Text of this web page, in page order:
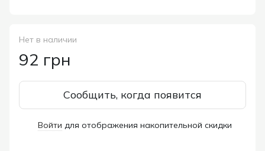
Нет в наличии
92 грн
Сообщить, когда появится
Войти для отображения накопительной скидки